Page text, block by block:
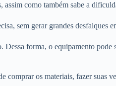
assim como também sabe a
sem gerar grandes desfalques
forma, o equipamento pode
os materiais, fazer suas